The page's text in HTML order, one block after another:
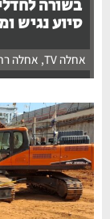
בשורה
סיוע נגיש
אחלה TV , אחלה